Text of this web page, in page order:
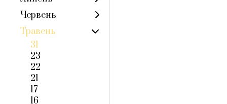
Червень
Травень
31
23
22
21
17
16